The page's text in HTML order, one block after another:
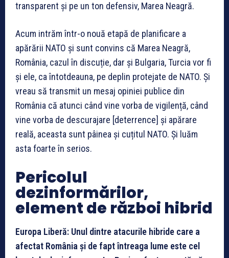
transparent și pe un ton defensiv, Marea Neagră.
Acum intrăm într-o nouă etapă de planificare a
apărării NATO și sunt convins că Marea Neagră,
România, cazul în discuție, dar și Bulgaria, Turcia vor fi
și ele, ca întotdeauna, pe deplin protejate de NATO. Și
vreau să transmit un mesaj opiniei publice din
România că atunci când vine vorba de vigilență, când
vine vorba de descurajare [deterrence] și apărare
reală, aceasta sunt pâinea și cuțitul NATO. Și luăm
asta foarte în serios.
Pericolul
dezinformărilor,
element de război hibrid
Europa Liberă: Unul dintre atacurile hibride care a
afectat România și de fapt întreaga lume este cel